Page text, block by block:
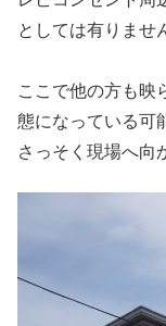
としては有りませ
ここで他の方も映
態になっている可
さっそく現場へ向